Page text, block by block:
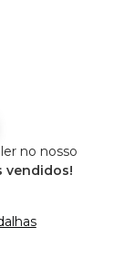
no nosso
vendidos!